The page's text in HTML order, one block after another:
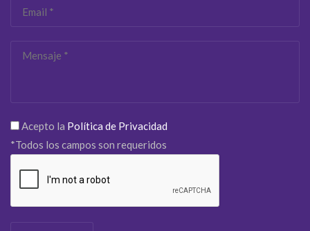
Acepto la Política de Privacidad
*Todos los campos son requeridos